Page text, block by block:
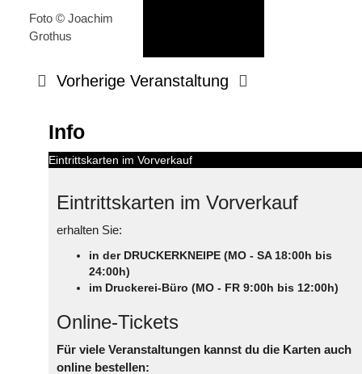
Foto © Joachim
Grothus
Vorherige Veranstaltung
Info
Eintrittskarten im Vorverkauf
Eintrittskarten im Vorverkauf
erhalten Sie:
in der DRUCKERKNEIPE (MO - SA 18:00h bis
24:00h)
im Druckerei-Büro (MO - FR 9:00h bis 12:00h)
Online-Tickets
Für viele Veranstaltungen kannst du die Karten auch
online bestellen: